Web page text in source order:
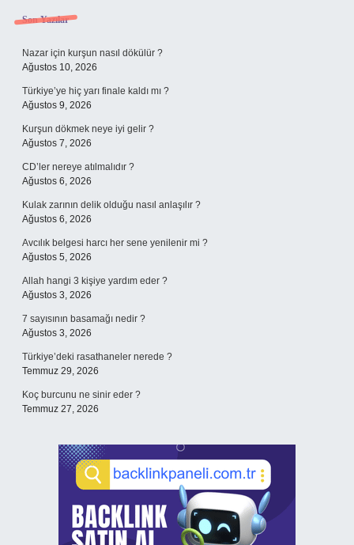
Sidebar
Son Yazılar
Nazar için kurşun nasıl dökülür ?
Ağustos 10, 2026
Türkiye’ye hiç yarı finale kaldı mı ?
Ağustos 9, 2026
Kurşun dökmek neye iyi gelir ?
Ağustos 7, 2026
CD’ler nereye atılmalıdır ?
Ağustos 6, 2026
Kulak zarının delik olduğu nasıl anlaşılır ?
Ağustos 6, 2026
Avcılık belgesi harcı her sene yenilenir mi ?
Ağustos 5, 2026
Allah hangi 3 kişiye yardım eder ?
Ağustos 3, 2026
7 sayısının basamağı nedir ?
Ağustos 3, 2026
Türkiye’deki rasathaneler nerede ?
Temmuz 29, 2026
Koç burcunu ne sinir eder ?
Temmuz 27, 2026